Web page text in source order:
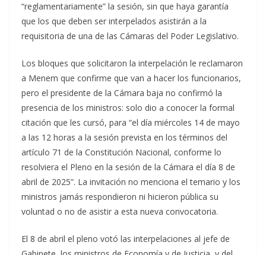
“reglamentariamente” la sesión, sin que haya garantía
que los que deben ser interpelados asistirán a la
requisitoria de una de las Cámaras del Poder Legislativo.
Los bloques que solicitaron la interpelación le reclamaron
a Menem que confirme que van a hacer los funcionarios,
pero el presidente de la Cámara baja no confirmó la
presencia de los ministros: solo dio a conocer la formal
citación que les cursó, para “el día miércoles 14 de mayo
a las 12 horas a la sesión prevista en los términos del
artículo 71 de la Constitución Nacional, conforme lo
resolviera el Pleno en la sesión de la Cámara el día 8 de
abril de 2025”. La invitación no menciona el temario y los
ministros jamás respondieron ni hicieron pública su
voluntad o no de asistir a esta nueva convocatoria.
El 8 de abril el pleno votó las interpelaciones al jefe de